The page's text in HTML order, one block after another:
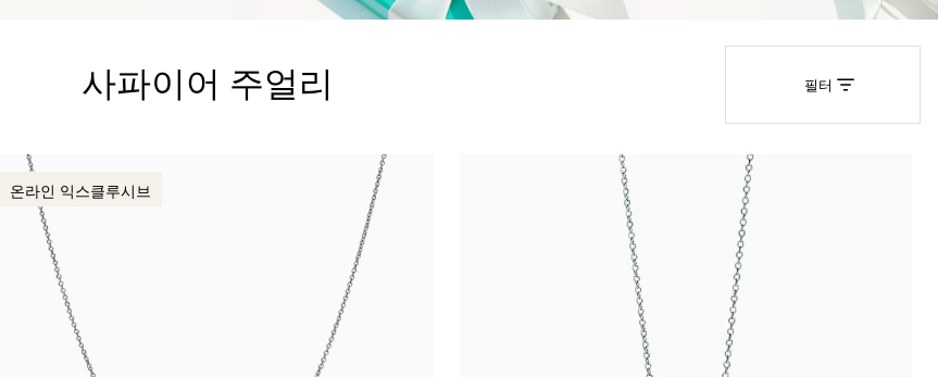
티파니 다이아몬드 가이드를 확인해보세요
사파이어 주얼리 필터
온라인 익스클루시브